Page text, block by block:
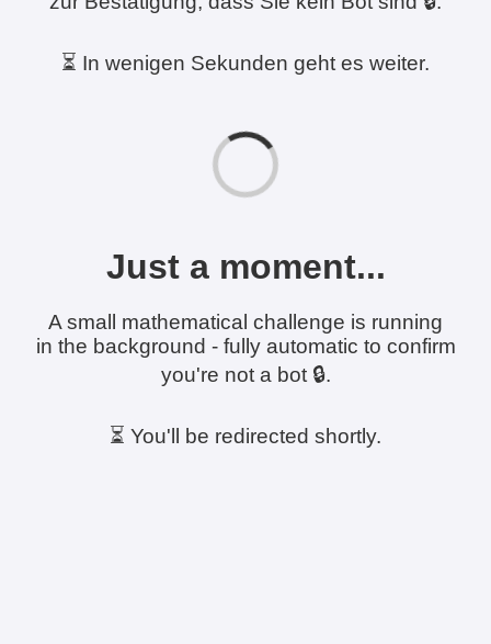
⏳ In wenigen Sekunden geht es weiter.
Just a moment...
A small mathematical challenge is running
in the background - fully automatic to confirm
you're not a bot 🔒.
⏳ You'll be redirected shortly.